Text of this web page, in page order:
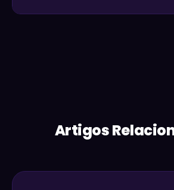
Artigos